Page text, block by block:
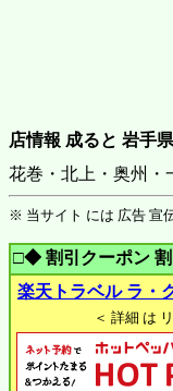
店情報 成ると 岩手
花巻・北上・奥州・
※ 当サイト には 広告 宣
□◆ 割引クーポン
楽天トラベル ラ・
＜ 詳細 は